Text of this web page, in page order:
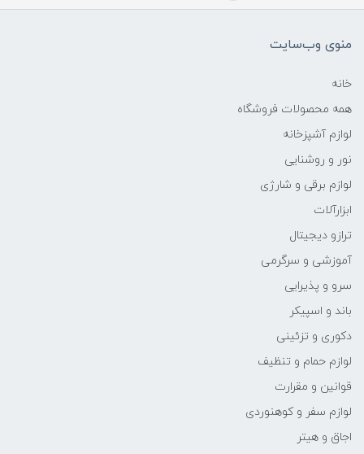
منوی وب‌سایت
خانه
همه محصولات فروشگاه
لوازم آشپزخانه
نور و روشنایی
لوازم برقی و شارژی
ابزارآلات
ترازو دیجیتال
آموزشی و سرگرمی
سرو و پذیرایی
باند و اسپیکر
دکوری و تزئینی
لوازم حمام و تنظیف
قوانین و مقرارت
لوازم سفر و کوهنوردی
اجاق و هیتر